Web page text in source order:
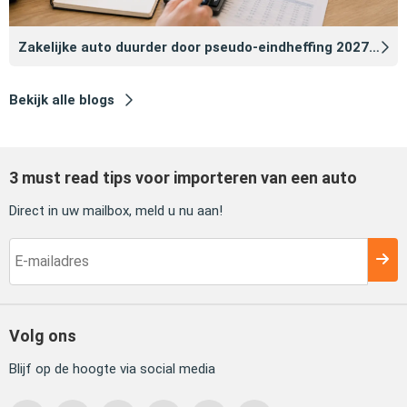
Zakelijke auto duurder door pseudo‑eindheffing 2027: zo voorkomt u dat
Bekijk alle blogs
3 must read tips voor importeren van een auto
Direct in uw mailbox, meld u nu aan!
Volg ons
Blijf op de hoogte via social media